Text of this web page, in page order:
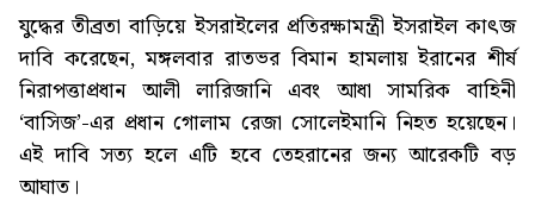
যুদ্ধের তীব্রতা বাড়িয়ে ইসরাইলের প্রতিরক্ষামন্ত্রী ইসরাইল কাৎজ
দাবি করেছেন, মঙ্গলবার রাতভর বিমান হামলায় ইরানের শীর্ষ
নিরাপত্তাপ্রধান আলী লারিজানি এবং আধা সামরিক বাহিনী
‘বাসিজ’-এর প্রধান গোলাম রেজা সোলেইমানি নিহত হয়েছেন।
এই দাবি সত্য হলে এটি হবে তেহরানের জন্য আরেকটি বড়
আঘাত।